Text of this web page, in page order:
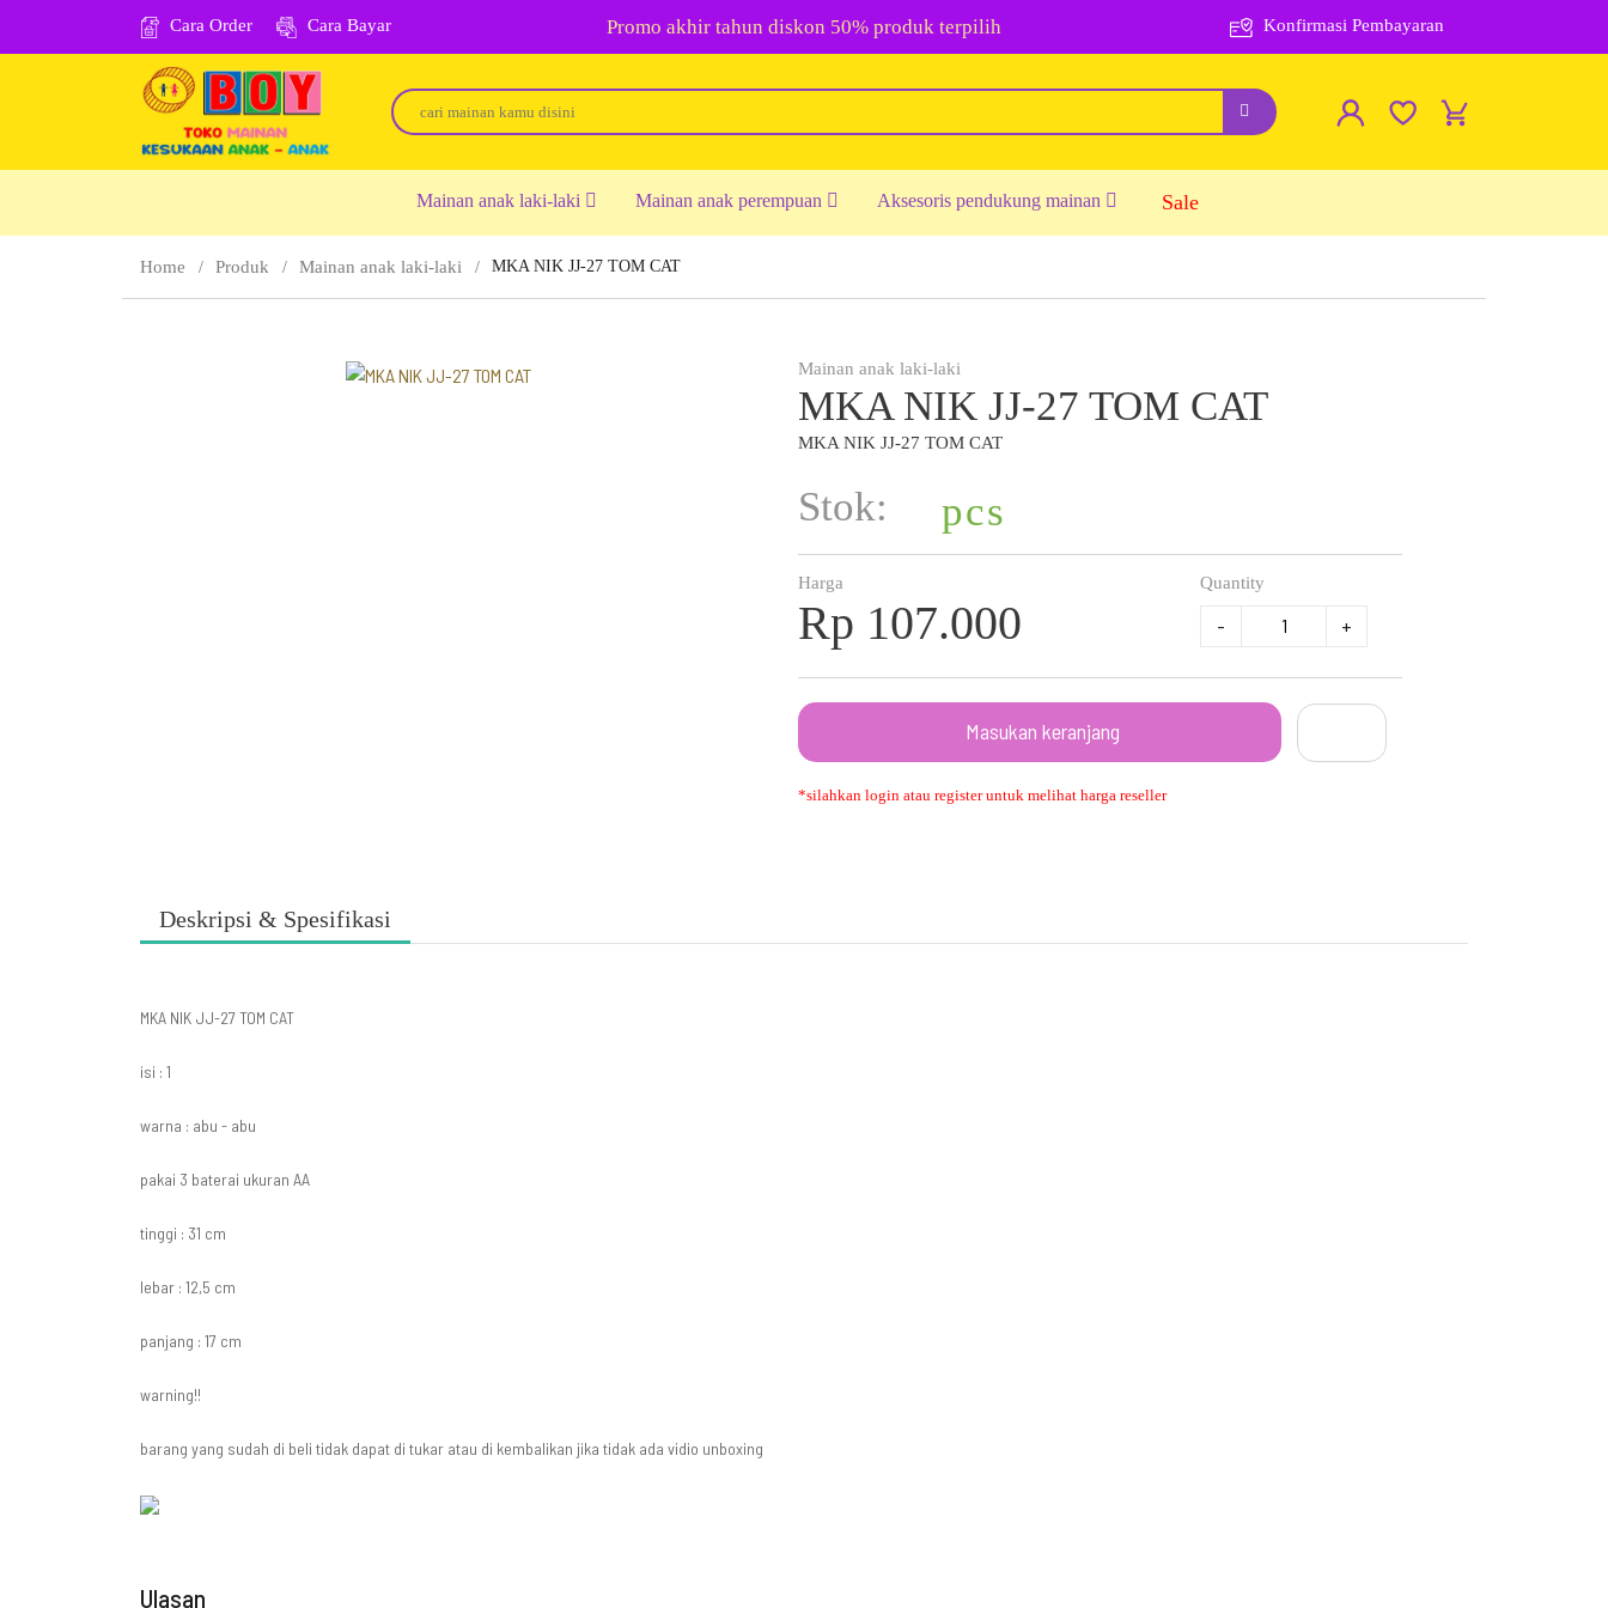
Cara Order Cara Bayar Promo akhir tahun diskon 50% produk terpilih Konfirmasi Pembayaran
Mainan anak laki-laki Mainan anak perempuan Aksesoris pendukung mainan Sale
Home Produk Mainan anak laki-laki MKA NIK JJ-27 TOM CAT
Mainan anak laki-laki
MKA NIK JJ-27 TOM CAT
MKA NIK JJ-27 TOM CAT
Stok: pcs
Harga
Rp 107.000
Quantity
- +
Masukan keranjang
*silahkan login atau register untuk melihat harga reseller
Deskripsi & Spesifikasi
MKA NIK JJ-27 TOM CAT
isi : 1
warna : abu - abu
pakai 3 baterai ukuran AA
tinggi : 31 cm
lebar : 12,5 cm
panjang : 17 cm
warning!!
barang yang sudah di beli tidak dapat di tukar atau di kembalikan jika tidak ada vidio unboxing
Ulasan